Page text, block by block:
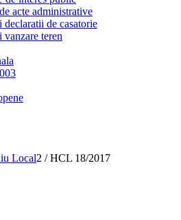
acte administrative
declaratii de casatorie
vanzare teren
Local2 / HCL 18/2017